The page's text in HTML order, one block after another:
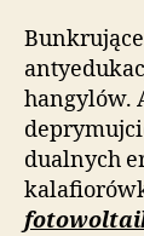
hangylów.
dualnych